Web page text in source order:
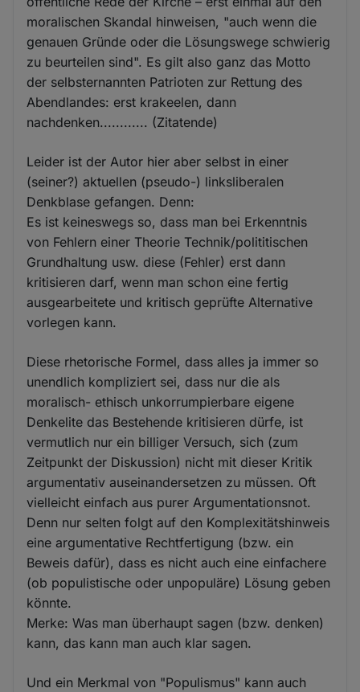
moralischen Skandal hinweisen, "auch wenn die
genauen Gründe oder die Lösungswege schwierig
zu beurteilen sind". Es gilt also ganz das Motto
der selbsternannten Patrioten zur Rettung des
Abendlandes: erst krakeelen, dann
nachdenken............ (Zitatende)
Leider ist der Autor hier aber selbst in einer
(seiner?) aktuellen (pseudo-) linksliberalen
Denkblase gefangen. Denn:
Es ist keineswegs so, dass man bei Erkenntnis
von Fehlern einer Theorie Technik/polititischen
Grundhaltung usw. diese (Fehler) erst dann
kritisieren darf, wenn man schon eine fertig
ausgearbeitete und kritisch geprüfte Alternative
vorlegen kann.
Diese rhetorische Formel, dass alles ja immer so
unendlich kompliziert sei, dass nur die als
moralisch- ethisch unkorrumpierbare eigene
Denkelite das Bestehende kritisieren dürfe, ist
vermutlich nur ein billiger Versuch, sich (zum
Zeitpunkt der Diskussion) nicht mit dieser Kritik
argumentativ auseinandersetzen zu müssen. Oft
vielleicht einfach aus purer Argumentationsnot.
Denn nur selten folgt auf den Komplexitätshinweis
eine argumentative Rechtfertigung (bzw. ein
Beweis dafür), dass es nicht auch eine einfachere
(ob populistische oder unpopuläre) Lösung geben
könnte.
Merke: Was man überhaupt sagen (bzw. denken)
kann, das kann man auch klar sagen.
Und ein Merkmal von "Populismus" kann auch